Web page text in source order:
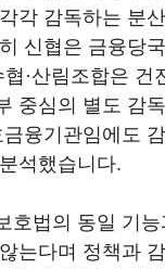
각 감독하는 분
신협은 금융당
·산림조합은 건
중심의 별도 감
융기관임에도
석했습니다.
호법의 동일 기
는다며 정책과